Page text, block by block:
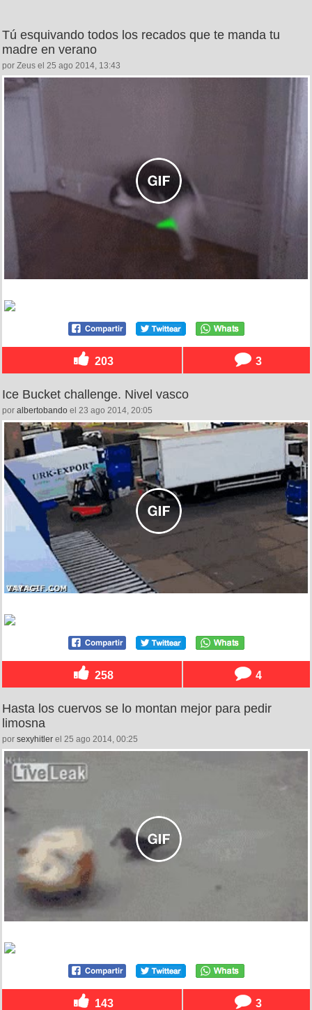
Tú esquivando todos los recados que te manda tu
madre en verano
por Zeus el 25 ago 2014, 13:43
203 3
Ice Bucket challenge. Nivel vasco
por albertobando el 23 ago 2014, 20:05
258 4
Hasta los cuervos se lo montan mejor para pedir
limosna
por sexyhitler el 25 ago 2014, 00:25
143 3